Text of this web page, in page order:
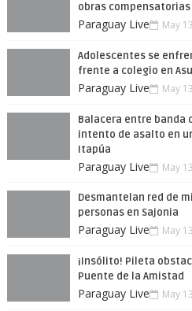
obras compensatorias
Paraguay Live May
Adolescentes se
frente a colegio en
Paraguay Live May
Balacera entre banda
intento de asalto en
Itapúa
Paraguay Live May
Desmantelan red de
personas en Sajonia
Paraguay Live May
¡Insólito! Pileta
Puente de la Amistad
Paraguay Live May